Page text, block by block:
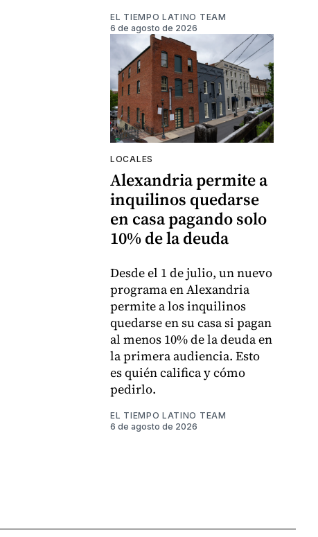
EL TIEMPO LATINO TEAM
6 de agosto de 2026
LOCALES
Alexandria permite a
inquilinos quedarse
en casa pagando solo
10% de la deuda
Desde el 1 de julio, un nuevo
programa en Alexandria
permite a los inquilinos
quedarse en su casa si pagan
al menos 10% de la deuda en
la primera audiencia. Esto
es quién califica y cómo
pedirlo.
EL TIEMPO LATINO TEAM
6 de agosto de 2026